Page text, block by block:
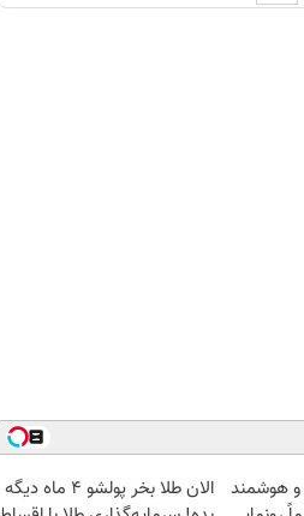
هوشمند
الان طلا بخر پولشو 4 ماه دیگه